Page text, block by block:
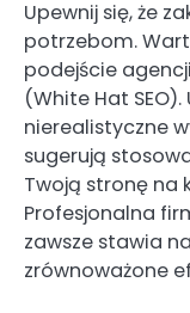
Upewnij się, że
potrzebom.
podejście
(White Hat
nierealistyczne
sugerują
Twoją stronę na
Profesjonalna
zawsze stawia
zrównoważone